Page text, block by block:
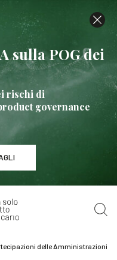
sulla POG dei
rischi di
governance
dei prodotti
delle Amministrazioni